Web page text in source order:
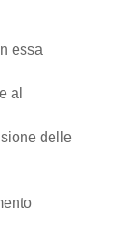
essa
al
delle